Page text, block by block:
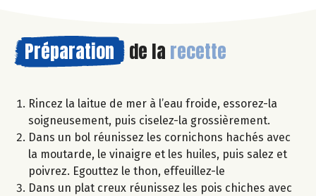
Préparation de la recette
Rincez la laitue de mer à l’eau froide, essorez-la
soigneusement, puis ciselez-la grossièrement.
Dans un bol réunissez les cornichons hachés avec
la moutarde, le vinaigre et les huiles, puis salez et
poivrez. Egouttez le thon, effeuillez-le
Dans un plat creux réunissez les pois chiches avec